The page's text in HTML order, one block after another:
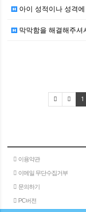
아이 성적이나 성격
막막함을 해결해주셔
1
이용약관
이메일 무단수집거부
문의하기
PC버전